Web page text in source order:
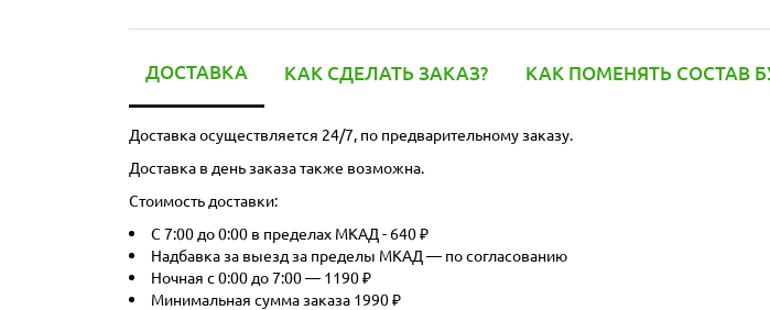
ДОСТАВКА КАК СДЕЛАТЬ ЗАКАЗ? КАК ПОМЕНЯТЬ СОСТАВ
Доставка осуществляется 24/7, по предварительному заказу.
Доставка в день заказа также возможна.
Стоимость доставки:
С 7:00 до 0:00 в пределах МКАД - 640 ₽
Надбавка за выезд за пределы МКАД — по согласованию
Ночная с 0:00 до 7:00 — 1190 ₽
Минимальная сумма заказа 1990 ₽